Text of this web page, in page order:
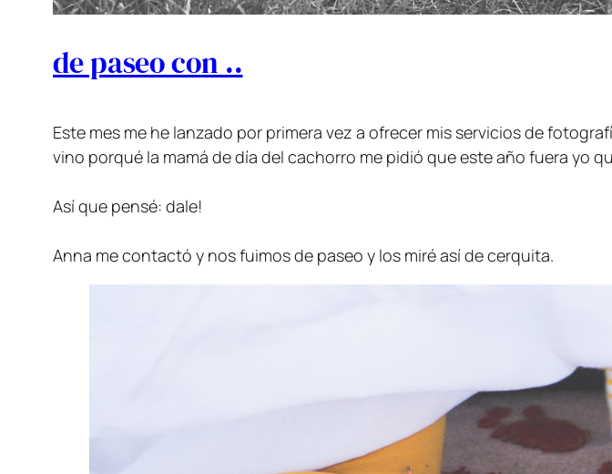
de paseo con ..
Este mes me he lanzado por primera vez a ofrecer mis servicios de
vino porqué la mamá de día del cachorro me pidió que este año fuera yo
Así que pensé: dale!
Anna me contactó y nos fuimos de paseo y los miré así de cerquita.